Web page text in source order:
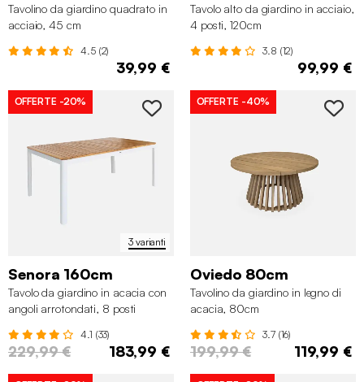
Tavolino da giardino quadrato in
acciaio, 45 cm
4.5 (2)
39,99 €
Tavolo alto da giardino in acciaio,
4 posti, 120cm
3.8 (12)
99,99 €
3 varianti
OFFERTE -20%
Senora 160cm
Tavolo da giardino in acacia con
angoli arrotondati, 8 posti
4.1 (33)
229,99 € 183,99 €
OFFERTE -40%
Oviedo 80cm
Tavolino da giardino in legno di
acacia, 80cm
3.7 (16)
199,99 € 119,99 €